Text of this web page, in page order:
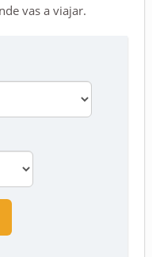
vas a viajar.